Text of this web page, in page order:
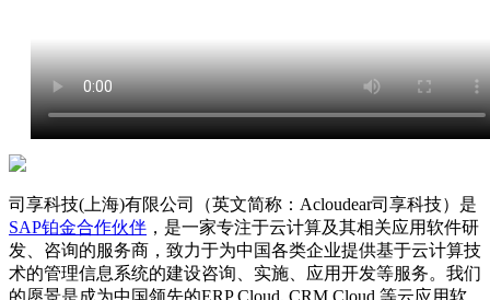
司享科技(上海)有限公司（英文简称：Acloudear司享科技）是
SAP铂金合作伙伴 ，是一家专注于云计算及其相关应用软件研
发、咨询的服务商，致力于为中国各类企业提供基于云计算技
术的管理信息系统的建设咨询、实施、应用开发等服务。我们
的愿景是成为中国领先的ERP Cloud, CRM Cloud 等云应用软